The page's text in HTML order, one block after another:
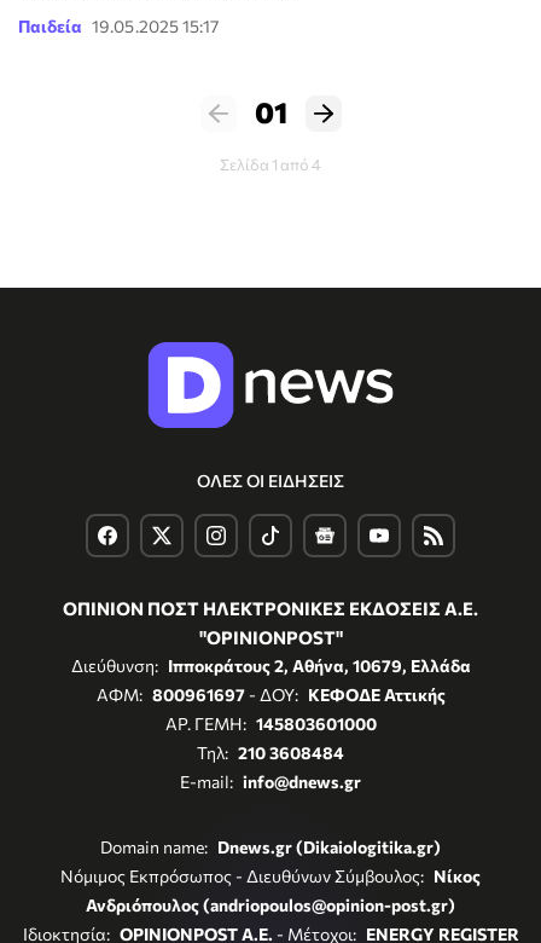
Παιδεία 19.05.2025 15:17
01
Σελίδα 1 από 4
ΟΛΕΣ ΟΙ ΕΙΔΗΣΕΙΣ
ΟΠΙΝΙΟΝ ΠΟΣΤ ΗΛΕΚΤΡΟΝΙΚΕΣ ΕΚΔΟΣΕΙΣ Α.Ε.
"OPINIONPOST"
Διεύθυνση: Ιπποκράτους 2, Αθήνα, 10679, Ελλάδα
ΑΦΜ: 800961697- ΔΟΥ: ΚΕΦΟΔΕ Αττικής
ΑΡ. ΓΕΜΗ: 145803601000
Τηλ: 210 3608484
E-mail: info@dnews.gr
Domain name: Dnews.gr (Dikaiologitika.gr)
Νόμιμος Εκπρόσωπος - Διευθύνων Σύμβουλος: Νίκος
Ανδριόπουλος (andriopoulos@opinion-post.gr)
Ιδιοκτησία: OPINIONPOST A.E. - Μέτοχοι: ENERGY REGISTER